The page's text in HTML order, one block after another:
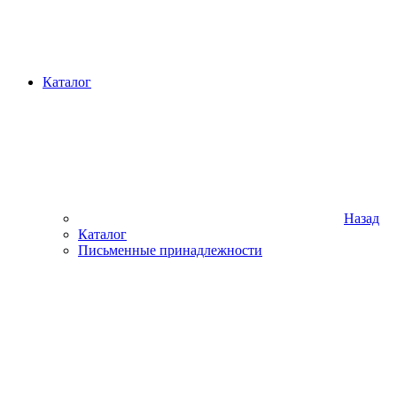
Каталог
Назад
Каталог
Письменные принадлежности